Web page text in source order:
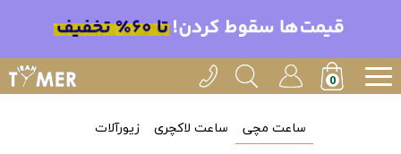
ساعت مچی ساعت لاکچری زیورآلات